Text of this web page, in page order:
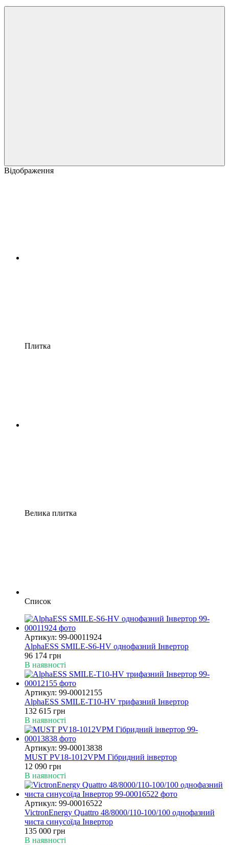
Відображення
Плитка
Велика плитка
Список
Артикул: 99-00011924
AlphaESS SMILE-S6-HV однофазний Інвертор
96 174 грн
В наявності
Артикул: 99-00012155
AlphaESS SMILE-T10-HV трифазний Інвертор
132 615 грн
В наявності
Артикул: 99-00013838
MUST PV18-1012VPM Гібридний інвертор
12 090 грн
В наявності
Артикул: 99-00016522
VictronEnergy Quattro 48/8000/110-100/100 однофазний
чиста синусоїда Інвертор
135 000 грн
В наявності